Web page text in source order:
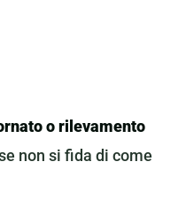
o rilevamento
non si fida di come